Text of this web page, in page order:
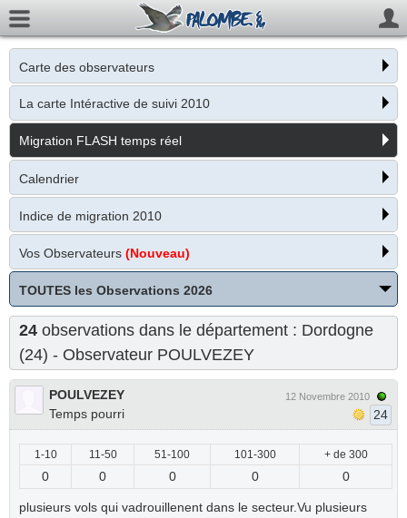
Carte des observateurs
La carte Intéractive de suivi 2010
Migration FLASH temps réel
Calendrier
Indice de migration 2010
Vos Observateurs (Nouveau)
TOUTES les Observations 2026
24 observations dans le département : Dordogne
(24) - Observateur POULVEZEY
POULVEZEY
Temps pourri
12 Novembre 2010
24
1-10 11-50 51-100 101-300 + de 300
0 0 0 0 0
plusieurs vols qui vadrouillenent dans le secteur.Vu plusieurs